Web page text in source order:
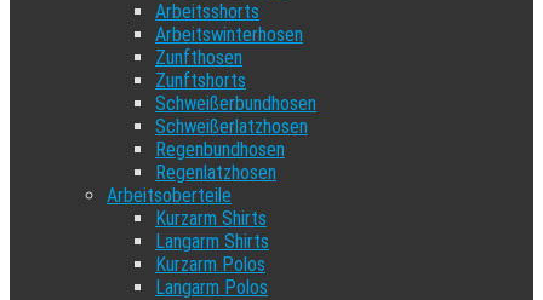
Arbeitsshorts
Arbeitswinterhosen
Zunfthosen
Zunftshorts
Schweißerbundhosen
Schweißerlatzhosen
Regenbundhosen
Regenlatzhosen
Arbeitsoberteile
Kurzarm Shirts
Langarm Shirts
Kurzarm Polos
Langarm Polos